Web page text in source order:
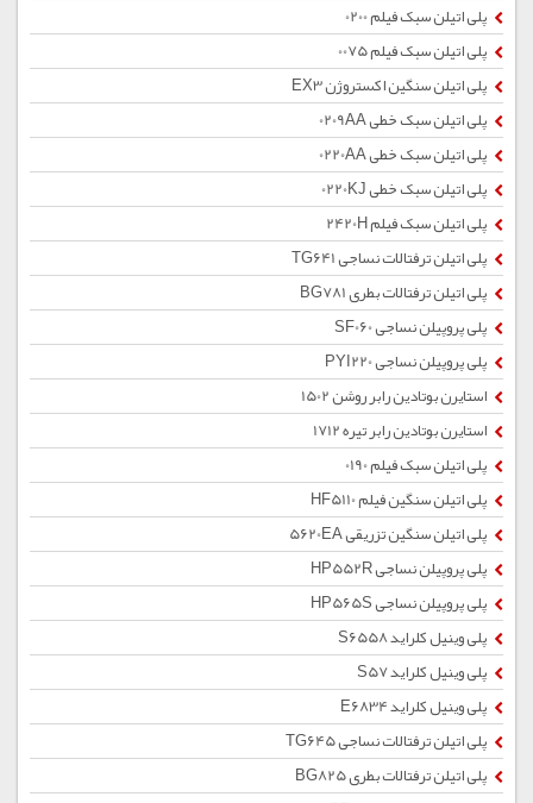
پلی اتیلن سبک فیلم 0200
پلی اتیلن سبک فیلم 0075
پلی اتیلن سنگین اکستروژن EX3
پلی اتیلن سبک خطی 0209AA
پلی اتیلن سبک خطی 0220AA
پلی اتیلن سبک خطی 0220KJ
پلی اتیلن سبک فیلم 2420H
پلی اتیلن ترفتالات نساجی TG641
پلی اتیلن ترفتالات بطری BG781
پلی پروپیلن نساجی SF060
پلی پروپیلن نساجی PYI220
استایرن بوتادین رابر روشن 1502
استایرن بوتادین رابر تیره 1712
پلی اتیلن سبک فیلم 0190
پلی اتیلن سنگین فیلم HF5110
پلی اتیلن سنگین تزریقی 5620EA
پلی پروپیلن نساجی HP552R
پلی پروپیلن نساجی HP565S
پلی وینیل کلراید S6558
پلی وینیل کلراید S57
پلی وینیل کلراید E6834
پلی اتیلن ترفتالات نساجی TG645
پلی اتیلن ترفتالات بطری BG825